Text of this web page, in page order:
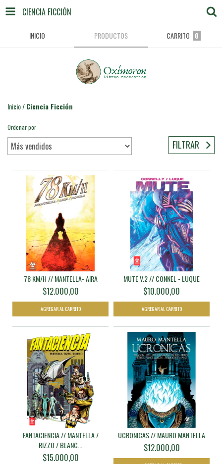
CIENCIA FICCIÓN
INICIO PRODUCTOS CARRITO 0
Inicio/Ciencia Ficción
Ordenar por
FILTRAR
78 KM/H // MANTELLA- AIRA
$12.000,00
MUTE V.2 // CONNEL - LUQUE
$10.000,00
FANTACIENCIA // MANTELLA /
RIZZO / BLANC...
$15.000,00
UCRONICAS // MAURO MANTELLA
$12.000,00